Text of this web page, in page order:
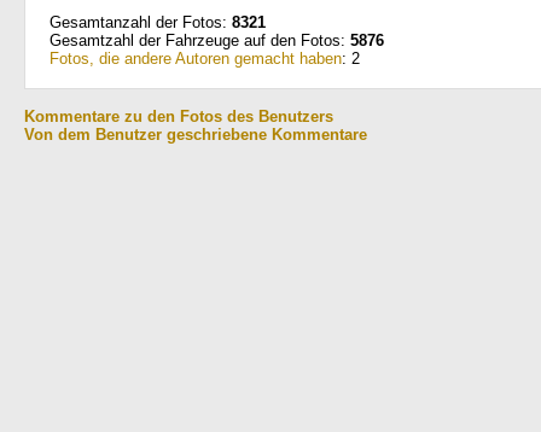
Gesamtanzahl der Fotos: 8321
Gesamtzahl der Fahrzeuge auf den Fotos: 5876
Fotos, die andere Autoren gemacht haben: 2
Kommentare zu den Fotos des Benutzers
Von dem Benutzer geschriebene Kommentare